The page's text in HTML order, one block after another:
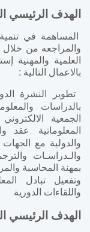
الهدف الرئيسي
المساهمة في
والمراجعه من
العلمية والمهنية
بالاعمال التالية :
تطوير النشرة
بالدراسات
الجمعية
المعلوماتية . عقد
والدولية مع
والـدراسـات
بمهنة المحاسبة
وتفعيل تبادل
واللقاءات الدورية.
الهدف الرئيسي